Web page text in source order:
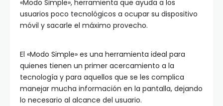
«Modo Simple», herramienta que ayuda a los
usuarios poco tecnológicos a ocupar su dispositivo
móvil y sacarle el máximo provecho.
El «Modo Simple» es una herramienta ideal para
quienes tienen un primer acercamiento a la
tecnología y para aquellos que se les complica
manejar mucha información en la pantalla, dejando
lo necesario al alcance del usuario.